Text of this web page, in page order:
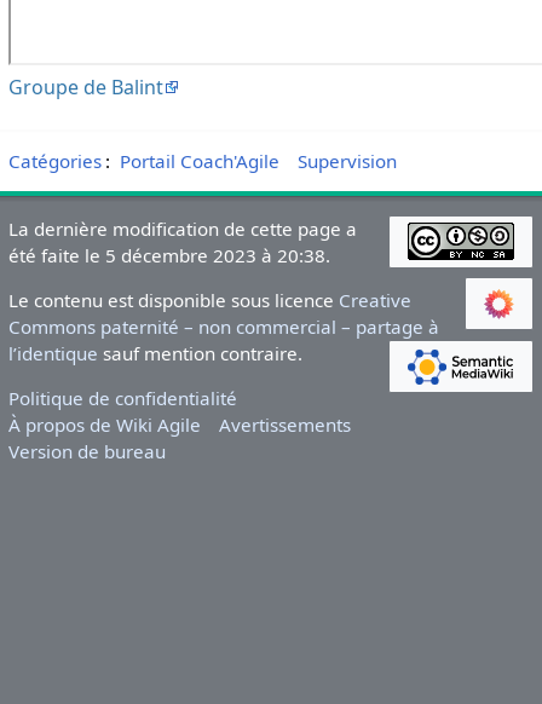
Groupe de Balint
Catégories: Portail Coach'Agile Supervision
La dernière modification de cette page a
été faite le 5 décembre 2023 à 20:38.
Le contenu est disponible sous licence Creative
Commons paternité – non commercial – partage à
l’identique sauf mention contraire.
Politique de confidentialité
À propos de Wiki Agile
Avertissements
Version de bureau